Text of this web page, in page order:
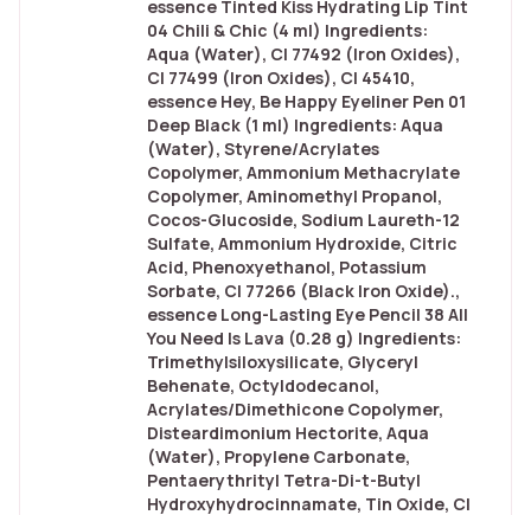
essence Tinted Kiss Hydrating Lip Tint
04 Chili & Chic (4 ml) Ingredients:
Aqua (Water), CI 77492 (Iron Oxides),
CI 77499 (Iron Oxides), CI 45410,
essence Hey, Be Happy Eyeliner Pen 01
Deep Black (1 ml) Ingredients: Aqua
(Water), Styrene/Acrylates
Copolymer, Ammonium Methacrylate
Copolymer, Aminomethyl Propanol,
Cocos-Glucoside, Sodium Laureth-12
Sulfate, Ammonium Hydroxide, Citric
Acid, Phenoxyethanol, Potassium
Sorbate, CI 77266 (Black Iron Oxide).,
essence Long-Lasting Eye Pencil 38 All
You Need Is Lava (0.28 g) Ingredients:
Trimethylsiloxysilicate, Glyceryl
Behenate, Octyldodecanol,
Acrylates/Dimethicone Copolymer,
Disteardimonium Hectorite, Aqua
(Water), Propylene Carbonate,
Pentaerythrityl Tetra-Di-t-Butyl
Hydroxyhydrocinnamate, Tin Oxide, CI